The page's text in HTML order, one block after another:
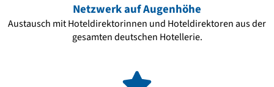
Netzwerk auf Augenhöhe
Austausch mit Hoteldirektorinnen und Hoteldirektoren aus der
gesamten deutschen Hotellerie.